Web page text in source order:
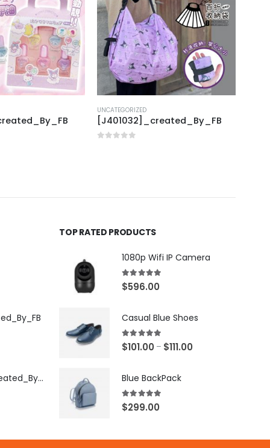
UNCATEGORIZED
[E401023]_created_By_FB
[X503248Z]_Created_By_FB
TOP RATED PRODUCTS
1080p Wifi IP Camera
5.00out of 5
$596.00
Casual Blue Shoes
5.00 out of 5
$101.00 – $111.00
Blue BackPack
5.00out of 5
$299.00